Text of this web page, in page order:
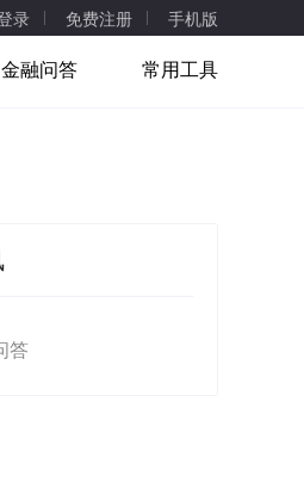
录 免费注册 手机版
金融问答 常用工具
答